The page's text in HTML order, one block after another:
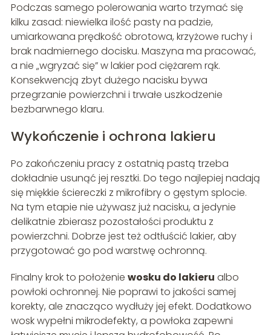
Podczas samego polerowania warto trzymać się
kilku zasad: niewielka ilość pasty na padzie,
umiarkowana prędkość obrotowa, krzyżowe ruchy i
brak nadmiernego docisku. Maszyna ma pracować,
a nie „wgryzać się” w lakier pod ciężarem rąk.
Konsekwencją zbyt dużego nacisku bywa
przegrzanie powierzchni i trwałe uszkodzenie
bezbarwnego klaru.
Wykończenie i ochrona lakieru
Po zakończeniu pracy z ostatnią pastą trzeba
dokładnie usunąć jej resztki. Do tego najlepiej nadają
się miękkie ściereczki z mikrofibry o gęstym splocie.
Na tym etapie nie używasz już nacisku, a jedynie
delikatnie zbierasz pozostałości produktu z
powierzchni. Dobrze jest też odtłuścić lakier, aby
przygotować go pod warstwę ochronną.
Finalny krok to położenie wosku do lakieru albo
powłoki ochronnej. Nie poprawi to jakości samej
korekty, ale znacząco wydłuży jej efekt. Dodatkowo
wosk wypełni mikrodefekty, a powłoka zapewni